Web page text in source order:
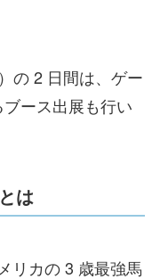
の 2 日間は、ゲー
ース出展も行い
は
リカの 3 歳最強馬